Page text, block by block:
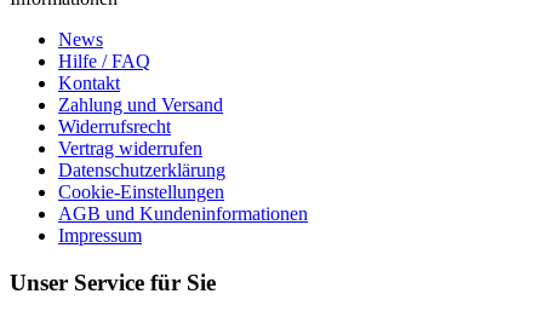
News
Hilfe / FAQ
Kontakt
Zahlung und Versand
Widerrufsrecht
Vertrag widerrufen
Datenschutzerklärung
Cookie-Einstellungen
AGB und Kundeninformationen
Impressum
Unser Service für Sie